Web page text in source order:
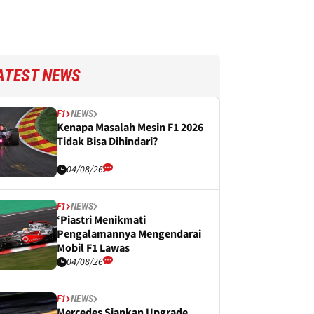
NEWS
F1 NEWS
Kenapa Masalah Mesin F1 2026
Tidak Bisa Dihindari?
04/08/26
F1 NEWS
‘Piastri Menikmati
Pengalamannya Mengendarai
Mobil F1 Lawas
04/08/26
F1 NEWS